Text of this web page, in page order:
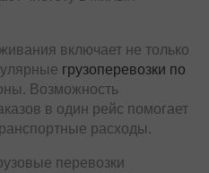
включает не только
грузоперевозки по
Возможность
в один рейс помогает
расходы.
перевозки